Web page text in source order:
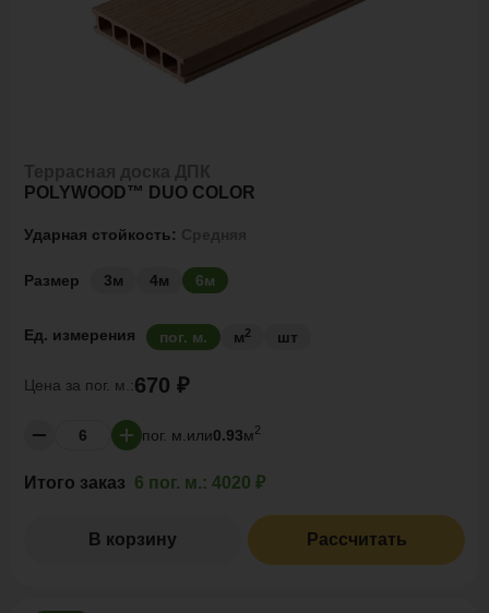
POLYWOOD™ DUO COLOR
Ударная стойкость:
Размер 3м 4м 6м
Ед. измерения пог. м. м2 шт
Цена за пог. м.:670 ₽
пог. м. или0.93м2
Итого заказ 6 пог. м.: 4020 ₽
В корзину Рассчитать